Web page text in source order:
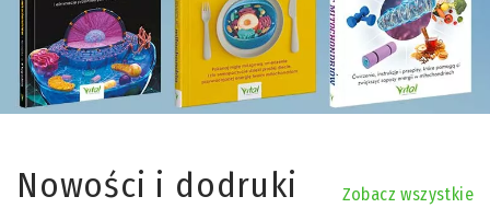
Nowości i dodruki Zobacz wszystkie